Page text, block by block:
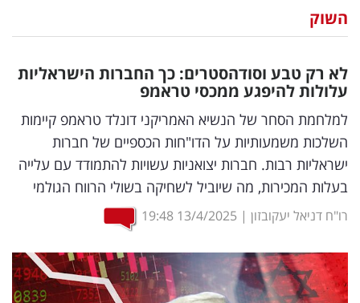
וצרכנות
דיגיטל
וטק
שיווק
ופרסום
משפט
מדדים
ומחקרים
השוק
לא רק טבע וסודהסטרים: כך החברות הישראליות
עלולות להיפגע ממכסי טראמפ
למלחמת הסחר של הנשיא האמריקני דונלד טראמפ קיימות
השלכות משמעותיות על הדו"חות הכספיים של חברות
ישראליות רבות. חברות יצואניות עשויות להתמודד עם עלייה
בעלות המכירות, מה שיוביל לשחיקה בשולי הרווח הגולמי
רו"ח דניאל יעקובזון |
13/4/2025
19:48